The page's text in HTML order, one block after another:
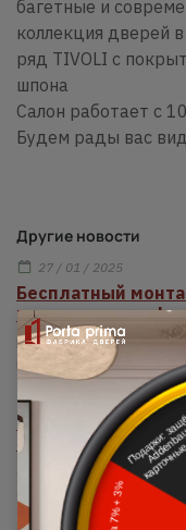
багетные и
коллекция дверей
ряд TIVOLI с
шпона
Салон работает с
Будем рады вас
Другие новости
27 / 01 / 2025
Бесплатный
впечатлениями!
Мы вновь провели
клиентов 6 января 2025
25 / 12 / 2024
Подарок от Porta
монтаж
6 ноября 2024 года
среди наших покупателей.
17 / 10 / 2024